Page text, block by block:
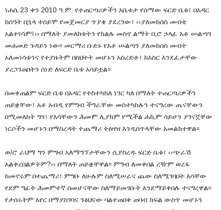
ነሐሴ 23 ቀን 2010 ዓ.ም. የተጠርጣሪዎችን አቤቱታ የሰማው ፍርድ ቤቱ፣ በአዳር
ከሰዓት በኋላ ተሰይሞ የመጀመርያ ጥያቄ ያደረገው፣ ‹‹ያለመከሰስ መብቴ
አልተነሳም፤›› በማለት ያመለከቱትን የክልሉ መስኖ ልማት ቢሮ ኃላፊ አቶ ሡልጣን
መሐመድ ጉዳይን ነው፡፡ መርማሪ ቡድኑ የአቶ ሡልጣን ያለመከሰስ መብት
አለመነሳቱንና የተያዙትም በስህተት መሆኑን አስረድቶ፣ ከእስር እንደፈታቸው
ያረጋገጠበትን ሰነድ ለፍርድ ቤቱ አሳይቷል፡፡
በመቀጠልም ፍርድ ቤቱ በአዳር የተስተካከለ ነገር ካለ በማለት ተጠርጣሪዎችን
ጠይቋቸው፣ አቶ አብዲ የምግብ ችግራቸው መስተካከሉን ተናግረው ጤናቸውን
በሚመለከት ግን፣ የእሳቸውን ሕመም ሊያክም የሚችል ሐኪም ሳይሆን ያገናኟቸው
ነርሶችን መሆኑን በማስረዳት ተጨማሪ ትዕዛዝ እንዲሰጥላቸው አመልክተዋል፡፡
ወ/ሮ ራህማ ግን ምግብ አለማግኘታቸውን ሲያስረዱ ፍርድ ቤቱ፣ ‹‹ጭራሽ
አልቀረበልዎትም?›› በማለት ጠይቋቸዋል፡፡ ምግብ ለመቀበል ረዥም ወረፋ
ከመኖሩም በተጨማሪ፣ ምግቡ ለሁሉም ስለሚሠራና ጨው ስለሚገባበት እሳቸው
የደም ግፊት ሕመምተኛ በመሆናቸው ስለማይመገቡት እንደማይቀበሉ ተናግረዋል፡፡
የታሰሩትም አየር በማያስገባና ንፅህናው ባልተጠበቀ ጠባብ ክፍል ውስጥ መሆኑን